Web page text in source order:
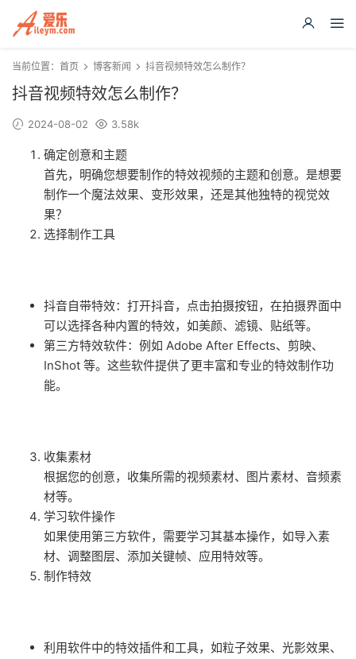
当前位置： 首页 博客新闻 抖音视频特效怎么制作？
抖音视频特效怎么制作？
2024-08-02 3.58k
确定创意和主题
首先，明确您想要制作的特效视频的主题和创意。是想要
制作一个魔法效果、变形效果，还是其他独特的视觉效
果？
选择制作工具
抖音自带特效：打开抖音，点击拍摄按钮，在拍摄界面中
可以选择各种内置的特效，如美颜、滤镜、贴纸等。
第三方特效软件：例如 Adobe After Effects、剪映、
InShot 等。这些软件提供了更丰富和专业的特效制作功
能。
收集素材
根据您的创意，收集所需的视频素材、图片素材、音频素
材等。
学习软件操作
如果使用第三方软件，需要学习其基本操作，如导入素
材、调整图层、添加关键帧、应用特效等。
制作特效
利用软件中的特效插件和工具，如粒子效果、光影效果、